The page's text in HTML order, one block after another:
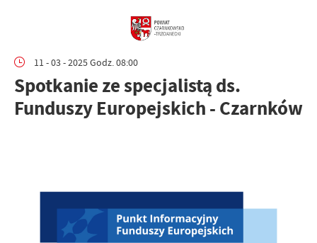
11 - 03 - 2025 Godz. 08:00
Spotkanie ze specjalistą ds.
Funduszy Europejskich - Czarnków